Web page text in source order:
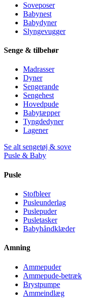
Soveposer
Babynest
Babydyner
Slyngevugger
Senge & tilbehør
Madrasser
Dyner
Sengerande
Sengehest
Hovedpude
Babytæpper
Tyngdedyner
Lagener
Se alt sengetøj & sove
Pusle & Baby
Pusle
Stofbleer
Pusleunderlag
Puslepuder
Pusletasker
Babyhåndklæder
Amning
Ammepuder
Ammepude-betræk
Brystpumpe
Ammeindlæg